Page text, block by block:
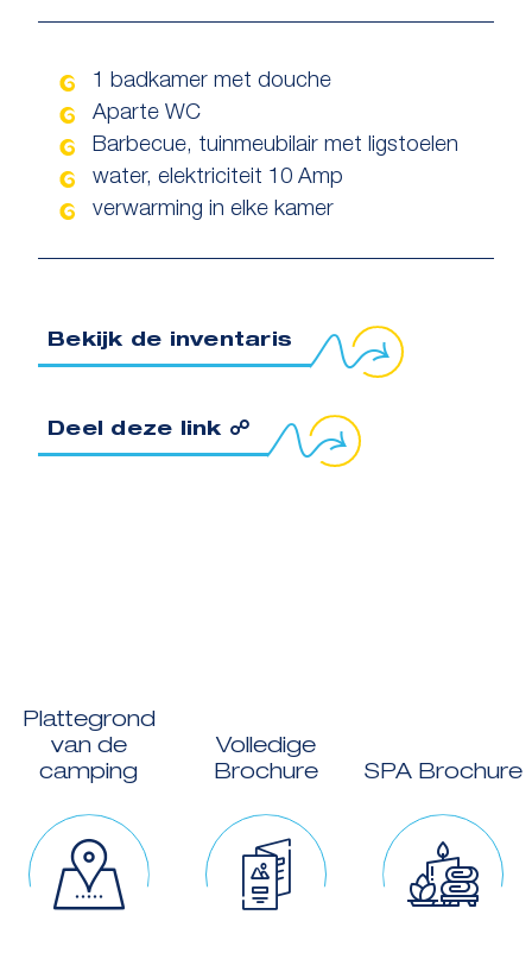
1 badkamer met douche
Aparte WC
Barbecue, tuinmeubilair met ligstoelen
water, elektriciteit 10 Amp
verwarming in elke kamer
Bekijk de inventaris
Deel deze link ☍
naar klembord kopiëren
Plattegrond
van de
camping
Volledige
Brochure
SPA Brochure